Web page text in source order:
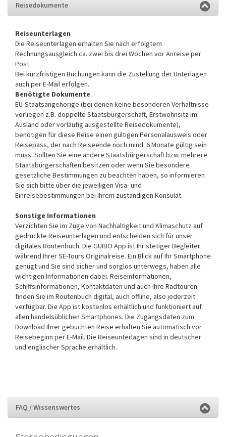
Reisedokumente
Reiseunterlagen
Die Reiseunterlagen erhalten Sie nach erfolgtem
Rechnungsausgleich ca. zwei bis drei Wochen vor Anreise per
Post.
Bei kurzfristigen Buchungen kann die Zustellung der Unterlagen
auch per E-Mail erfolgen.
Benötigte Dokumente
EU-Staatsangehörige (bei denen keine besonderen Verhältnisse
vorliegen z.B. doppelte Staatsbürgerschaft, Erstwohnsitz im
Ausland oder vorläufig ausgestellte Reisedokumente),
benötigen für diese Reise einen gültigen Personalausweis oder
Reisepass, der nach Reiseende noch mind. 6 Monate gültig sein
muss. Sollten Sie eine andere Staatsbürgerschaft bzw. mehrere
Staatsbürgerschaften besitzen oder wenn Sie besondere
gesetzliche Bestimmungen zu beachten haben, so informieren
Sie sich bitte über die jeweiligen Visa- und
Einreisebestimmungen bei Ihrem zuständigen Konsulat.
Sonstige Informationen
Verzichten Sie im Zuge von Nachhaltigkeit und Klimaschutz auf
gedruckte Reiseunterlagen und entscheiden sich für unser
digitales Routenbuch. Die GUIBO App ist Ihr stetiger Begleiter
während Ihrer SE-Tours Originalreise. Ein Blick auf Ihr Smartphone
genügt und Sie sind sicher und sorglos unterwegs, haben alle
wichtigen Informationen dabei. Reiseinformationen,
Schiffsinformationen, Kontaktdaten und auch Ihre Radtouren
finden Sie im Routenbuch digital, auch offline, also jederzeit
verfügbar. Die App ist kostenlos erhältlich und funktioniert auf
allen handelsüblichen Smartphones. Die Zugangsdaten zum
Download Ihrer gebuchten Reise erhalten Sie automatisch vor
Reisebeginn per E-Mail. Die Reiseunterlagen sind in deutscher
und englischer Sprache erhältlich.
FAQ / Wissenswertes